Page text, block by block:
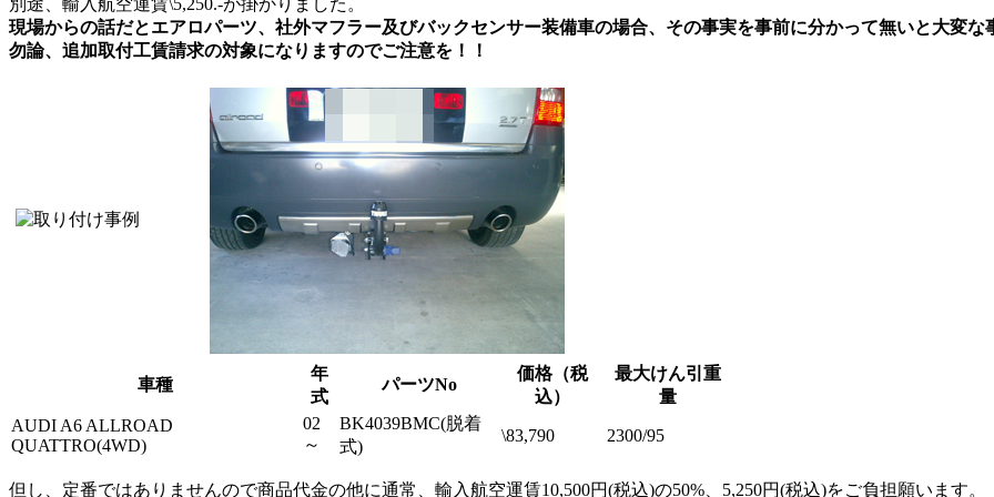
別途、輸入航空運賃\5,250.-が掛かりました。
現場からの話だとエアロパーツ、社外マフラー及びバックセンサー装備車の場合、その事実を事前に分かって無いと大変な
勿論、追加取付工賃請求の対象になりますのでご注意を！！
車種
年
式
パーツNo
価格（税
込）
最大けん引重
量
AUDI A6 ALLROAD
QUATTRO(4WD)
02
～
BK4039BMC(脱着
式)
\83,790 2300/95
但し、定番ではありませんので商品代金の他に通常、輸入航空運賃10,500円(税込)の50%、5,250円(税込)をご負担願います。